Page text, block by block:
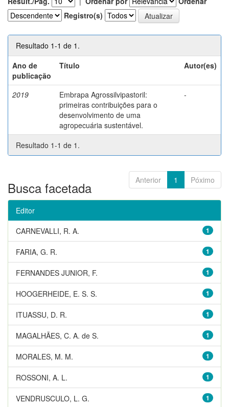
Registro(s)
Resultado 1-1 de 1.
Ano de
publicação
Título Autor(es)
2019
Embrapa Agrossilvipastoril:
primeiras contribuições para o
desenvolvimento de uma
agropecuária sustentável.
-
Resultado 1-1 de 1.
Anterior 1 Póximo
Busca facetada
Editor
1
CARNEVALLI, R. A.
1
FARIA, G. R.
1
FERNANDES JUNIOR, F.
1
HOOGERHEIDE, E. S. S.
1
ITUASSU, D. R.
1
MAGALHÃES, C. A. de S.
1
MORALES, M. M.
1
ROSSONI, A. L.
1
VENDRUSCULO, L. G.